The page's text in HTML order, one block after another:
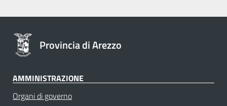
Provincia di Arezzo
AMMINISTRAZIONE
Organi di governo